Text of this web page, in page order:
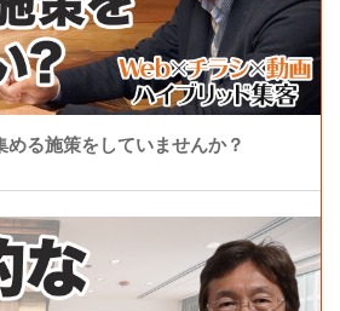
める施策をしていませんか？